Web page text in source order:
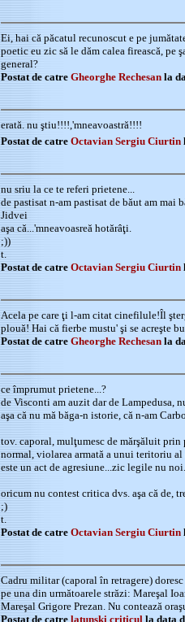
Ei, hai că păcatul recunoscut e pe
poetic eu zic să le dăm calea firească, pe
general?
Postat de catre Gheorghe Rechesan la
erată. nu ştiu!!!!,'mneavoastră!!!!
Postat de catre Octavian Sergiu Ciurtin
nu sriu la ce te referi prietene...
de pastisat n-am pastisat de băut am mai
Jidvei
aşa că...'mneavoasreă hotărâţi.
;))
t.
Postat de catre Octavian Sergiu Ciurtin
Acela pe care ţi l-am citat cinefilule!Îl
plouă! Hai că fierbe mustu' şi se acreşte
Postat de catre Gheorghe Rechesan la
ce împrumut prietene...?
de Visconti am auzit dar de Lampedusa,
aşa că nu mă băga-n istorie, că n-am
tov. caporal, mulţumesc de mărşăluit prin
normal, violarea armată a unui teritoriu
este un act de agresiune...zic legile nu noi.
oricum nu contest critica dvs. aşa că de,
;)
t.
Postat de catre Octavian Sergiu Ciurtin
Cadru militar (caporal în retragere)
pe una din următoarele străzi: Mareşal
Mareşal Grigore Prezan. Nu contează
Postat de catre latunski criticul la data